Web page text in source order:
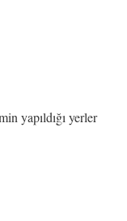
yapıldığı yerler